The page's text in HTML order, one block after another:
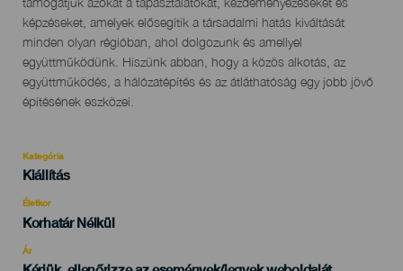
képzéseket, amelyek elősegítik a társadalmi hatás kiváltását
minden olyan régióban, ahol dolgozunk és amellyel
együttműködünk. Hiszünk abban, hogy a közös alkotás, az
együttműködés, a hálózatépítés és az átláthatóság egy jobb jövő
építésének eszközei.
Kategória
Categoría
evento
Kiállítás
Életkor
Edad
Korhatár Nélkül
Ár